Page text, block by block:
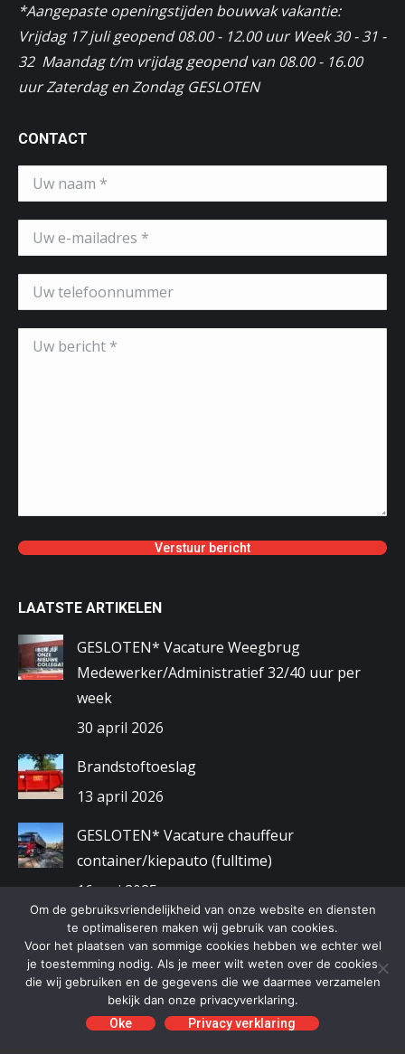
*Aangepaste openingstijden bouwvak vakantie:
Vrijdag 17 juli geopend 08.00 - 12.00 uur Week 30 - 31 -
32 Maandag t/m vrijdag geopend van 08.00 - 16.00
uur Zaterdag en Zondag GESLOTEN
CONTACT
LAATSTE ARTIKELEN
GESLOTEN* Vacature Weegbrug
Medewerker/Administratief 32/40 uur per
week
30 april 2026
Brandstoftoeslag
13 april 2026
GESLOTEN* Vacature chauffeur
container/kiepauto (fulltime)
16 mei 2025
Gewijzigde openingstijden kerstvakantie
2024/2025
9 december 2024
Om de gebruiksvriendelijkheid van onze website en diensten
te optimaliseren maken wij gebruik van cookies.
Voor het plaatsen van sommige cookies hebben we echter wel
je toestemming nodig. Als je meer wilt weten over de cookies
die wij gebruiken en de gegevens die we daarmee verzamelen
bekijk dan onze privacyverklaring.
Oke
Privacy verklaring